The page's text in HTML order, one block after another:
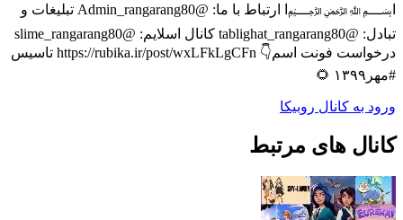
ا﷽ا ارتباط با ما: @Admin_rangarang80 تبلیغات و
تبادل: @tablighat_rangarang80 کانال اسلایم: @slime_rangarang80
درخواست فونت اسم👇 https://rubika.ir/post/wxLFkLgCFn تاسیس
🌻
به کانال روبیکا
های مرتبط